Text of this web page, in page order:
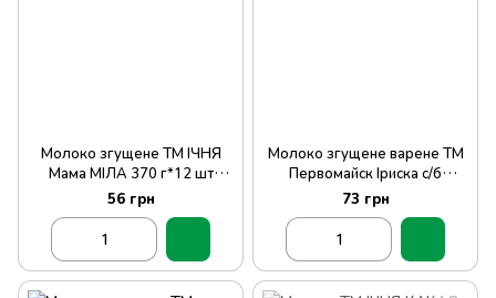
Молоко згущене ТМ ІЧНЯ
Мама МІЛА 370 г*12 шт
ДСТУ
56 грн
Молоко згущене варене ТМ
Первомайск Іриска с/б
0.500г*12шт
73 грн